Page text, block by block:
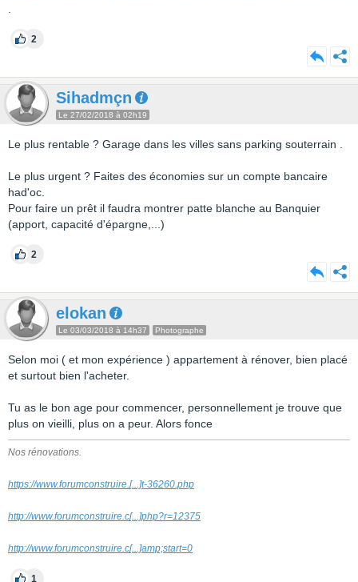
2
Sihadmçn
Le 27/02/2018 à 02h19
Le plus rentable ? Garage dans les villes sans parking souterrain .
Le plus urgent ? Faites des économies sur un compte bancaire
had'oc.
Pour faire un prêt il faudra montrer patte blanche au Banquier
(apport, capacité d'épargne,...)
2
elokan
Le 03/03/2018 à 14h37 Photographe
Selon moi ( et mon expérience ) appartement à rénover, bien placé
et surtout bien l'acheter.
Tu as le bon age pour commencer, personnellement je trouve que
plus on vieilli, plus on a peur. Alors fonce
Nos rénovations.
https://www.forumconstruire.[...]t-36260.php
http://www.forumconstruire.c[...]php?r=12375
http://www.forumconstruire.c[...]amp;start=0
1